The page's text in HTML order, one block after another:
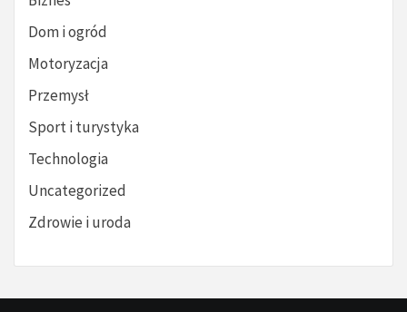
Dom i ogród
Motoryzacja
Przemysł
Sport i turystyka
Technologia
Uncategorized
Zdrowie i uroda